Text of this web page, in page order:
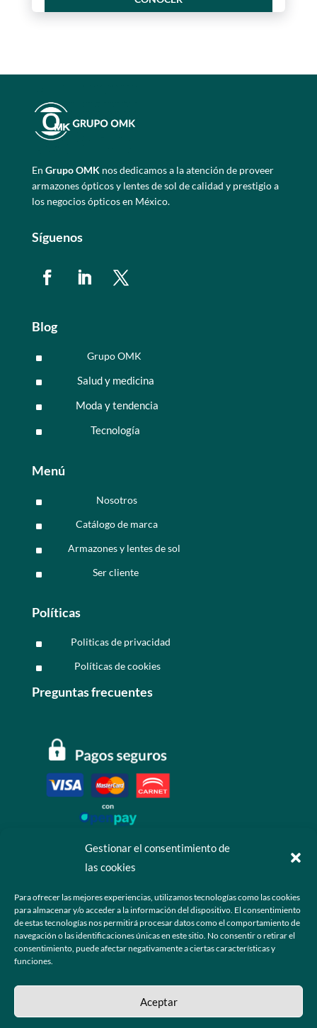
Gestionar el consentimiento de
las cookies
Para ofrecer las mejores experiencias, utilizamos tecnologías como las cookies
para almacenar y/o acceder a la información del dispositivo. El consentimiento
de estas tecnologías nos permitirá procesar datos como el comportamiento de
navegación o las identificaciones únicas en este sitio. No consentir o retirar el
consentimiento, puede afectar negativamente a ciertas características y
funciones.
Aceptar
En Grupo OMKnos dedicamos a la atención de proveer
armazones ópticos y lentes de sol de calidad y prestigio a
los negocios ópticos en México.
Síguenos
Blog
^ Grupo OMK
^ Salud y medicina
^ Moda y tendencia
^ Tecnología
Menú
^ Nosotros
^ Catálogo de marca
^ Armazones y lentes de sol
^ Ser cliente
Políticas
^ Politicas de privacidad
^ Políticas de cookies
Preguntas frecuentes
 +52 55 6173 7725 (Ventas)
 hola@grupo-omk.com
© 2025 Grupo OMK – Todos los derechos reservados